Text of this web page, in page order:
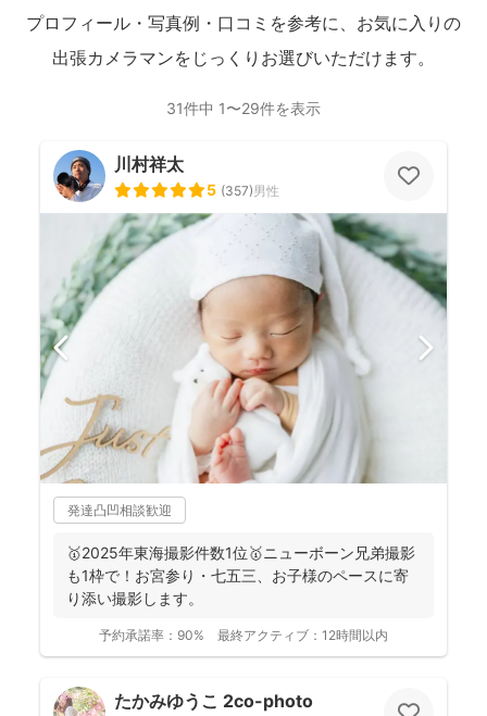
プロフィール・写真例・口コミを参考に、お気に入りの
出張カメラマンをじっくりお選びいただけます。
31件中 1〜29件を表示
川村祥太
5 (357)男性
発達凸凹相談歓迎
🥇2025年東海撮影件数1位🥇ニューボーン兄弟撮影
も1枠で！お宮参り・七五三、お子様のペースに寄
り添い撮影します。
予約承諾率： 90% 最終アクティブ： 12時間以内
たかみゆうこ 2co-photo